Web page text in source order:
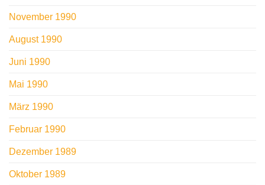
November 1990
August 1990
Juni 1990
Mai 1990
März 1990
Februar 1990
Dezember 1989
Oktober 1989